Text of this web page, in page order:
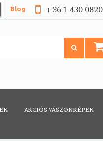
+ 36 1 430 0820
Blog
AKCIÓS VÁSZONKÉPEK